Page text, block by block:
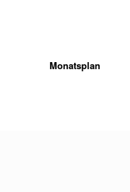
Monatsplan